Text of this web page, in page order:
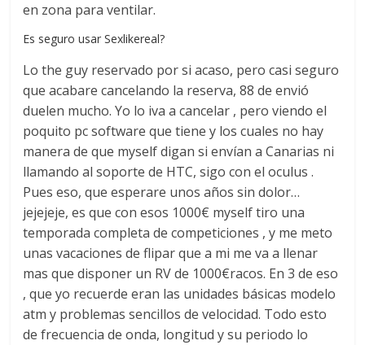
en zona para ventilar.
Es seguro usar Sexlikereal?
Lo the guy reservado por si acaso, pero casi seguro
que acabare cancelando la reserva, 88 de envió
duelen mucho. Yo lo iva a cancelar , pero viendo el
poquito pc software que tiene y los cuales no hay
manera de que myself digan si envían a Canarias ni
llamando al soporte de HTC, sigo con el oculus .
Pues eso, que esperare unos años sin dolor…
jejejeje, es que con esos 1000€ myself tiro una
temporada completa de competiciones , y me meto
unas vacaciones de flipar que a mi me va a llenar
mas que disponer un RV de 1000€racos. En 3 de eso
, que yo recuerde eran las unidades básicas modelo
atm y problemas sencillos de velocidad. Todo esto
de frecuencia de onda, longitud y su periodo lo